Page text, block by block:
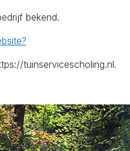
bekend.
tuinservicescholing.nl.